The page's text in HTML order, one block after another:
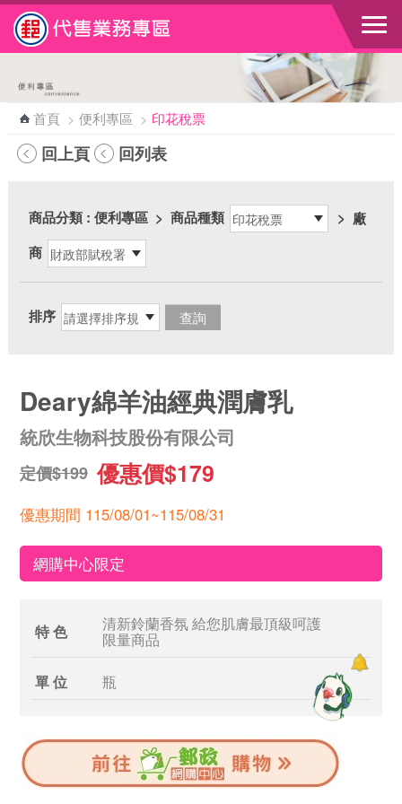
跳到主要內容區塊
首頁 > 便利專區 > 印花稅票
回上頁 回列表
商品分類: 便利專區 > 商品種類 > 廠
商
排序
Deary綿羊油經典潤膚乳
統欣生物科技股份有限公司
定價$199 優惠價$179
優惠期間 115/08/01~115/08/31
網購中心限定
特 色 清新鈴蘭香氛 給您肌膚最頂級呵護
限量商品
單 位 瓶